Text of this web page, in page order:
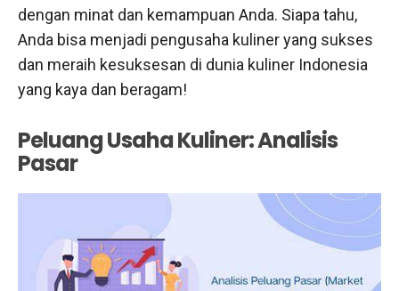
dengan minat dan kemampuan Anda. Siapa tahu,
Anda bisa menjadi pengusaha kuliner yang sukses
dan meraih kesuksesan di dunia kuliner Indonesia
yang kaya dan beragam!
Peluang Usaha Kuliner: Analisis
Pasar